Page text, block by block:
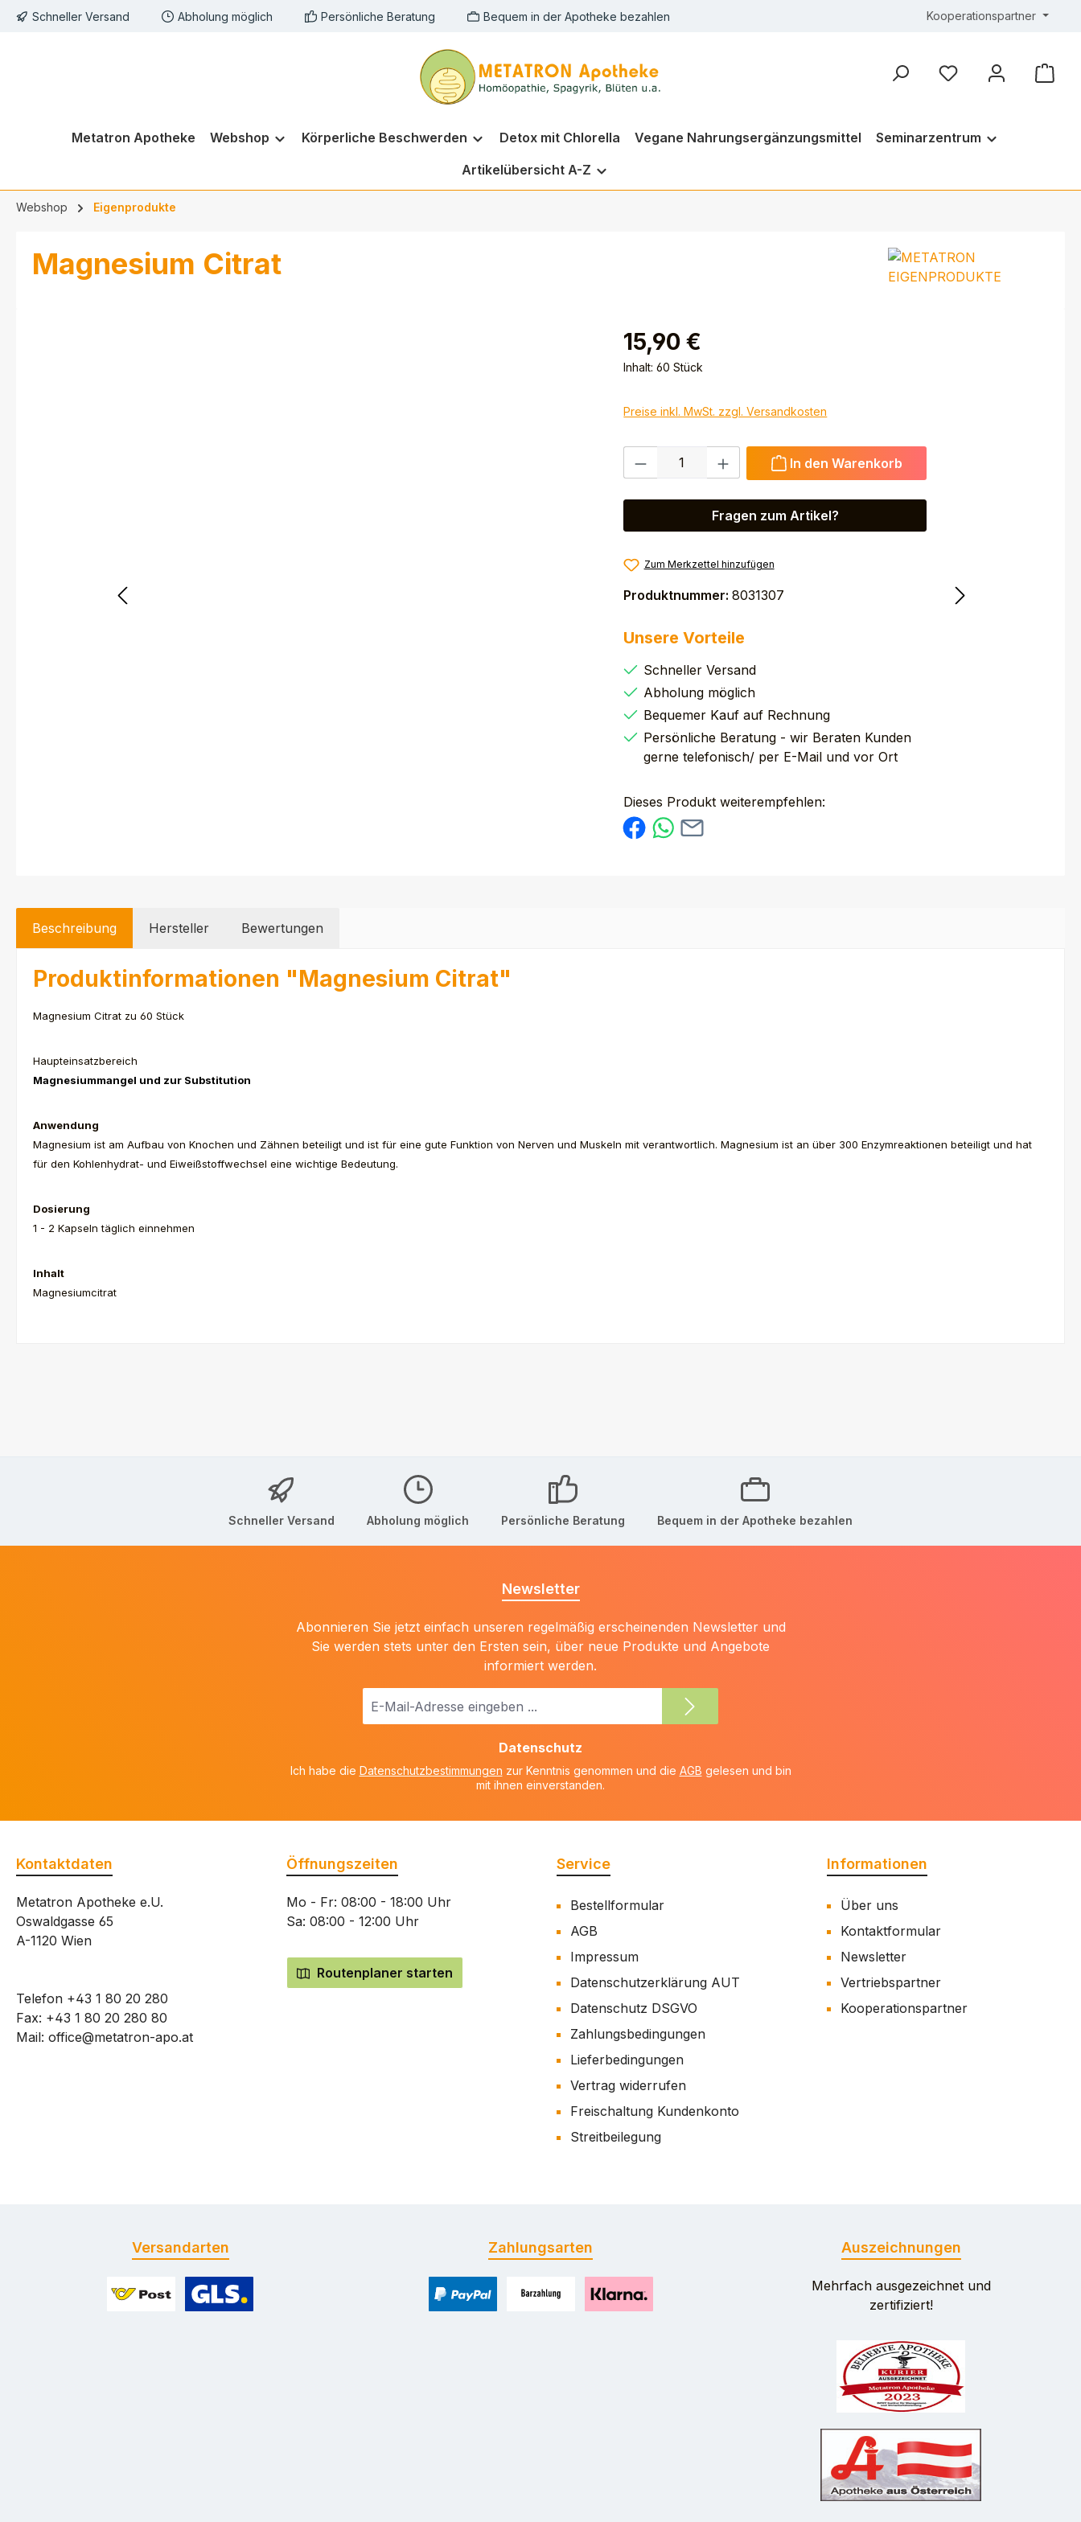
Zur Hauptnavigation springen
Schneller Versand Abholung möglich Persönliche Beratung Bequem in der Apotheke bezahlen Kooperationspartner
Metatron Apotheke Webshop Körperliche Beschwerden Detox mit Chlorella Vegane Nahrungsergänzungsmittel
Seminarzentrum
Artikelübersicht A-Z
Webshop Eigenprodukte
Magnesium Citrat
15,90 €
Inhalt:60 Stück
Preise inkl. MwSt. zzgl. Versandkosten
Produkt Anzahl: Gib den gewünschten Wert ein oder benutze die
In den Warenkorb
Fragen zum Artikel?
Zum Merkzettel hinzufügen
Produktnummer:8031307
Unsere Vorteile
Schneller Versand
Abholung möglich
Bequemer Kauf auf Rechnung
Persönliche Beratung - wir Beraten Kunden
gerne telefonisch/ per E-Mail und vor Ort
Dieses Produkt weiterempfehlen:
Beschreibung Hersteller Bewertungen
Produktinformationen "Magnesium Citrat"
Magnesium Citrat zu 60 Stück
Haupteinsatzbereich
Magnesiummangel und zur Substitution
Anwendung
Magnesium ist am Aufbau von Knochen und Zähnen beteiligt und ist für eine gute Funktion von Nerven und Muskeln mit verantwortlich. Magnesium ist an über 300 Enzymreaktionen beteiligt und hat
für den Kohlenhydrat- und Eiweißstoffwechsel eine wichtige Bedeutung.
Dosierung
1 - 2 Kapseln täglich einnehmen
Inhalt
Magnesiumcitrat
Schneller Versand Abholung möglich Persönliche Beratung Bequem in der Apotheke bezahlen
Newsletter
Abonnieren Sie jetzt einfach unseren regelmäßig erscheinenden Newsletter und
Sie werden stets unter den Ersten sein, über neue Produkte und Angebote
informiert werden.
E-
Datenschutz
Ich habe die Datenschutzbestimmungen zur Kenntnis genommen und die AGB gelesen und bin
mit ihnen einverstanden.
Kontaktdaten
Metatron Apotheke e.U.
Oswaldgasse 65
A-1120 Wien
Telefon +43 1 80 20 280
Fax: +43 1 80 20 280 80
Mail: office@metatron-apo.at
Öffnungszeiten
Mo - Fr: 08:00 - 18:00 Uhr
Sa: 08:00 - 12:00 Uhr
Routenplaner starten
Service
Bestellformular
AGB
Impressum
Datenschutzerklärung AUT
Datenschutz DSGVO
Zahlungsbedingungen
Lieferbedingungen
Vertrag widerrufen
Freischaltung Kundenkonto
Streitbeilegung
Informationen
Über uns
Kontaktformular
Newsletter
Vertriebspartner
Kooperationspartner
Versandarten Zahlungsarten Auszeichnungen
Mehrfach ausgezeichnet und
zertifiziert!